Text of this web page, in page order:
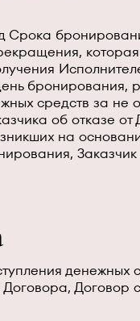
Срока
бронирования,
средств за не
об отказе
на
Заказчик
денежных
Договор